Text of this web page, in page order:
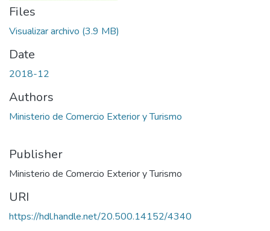
Files
Visualizar archivo (3.9 MB)
Date
2018-12
Authors
Ministerio de Comercio Exterior y Turismo
Publisher
Ministerio de Comercio Exterior y Turismo
URI
https://hdl.handle.net/20.500.14152/4340